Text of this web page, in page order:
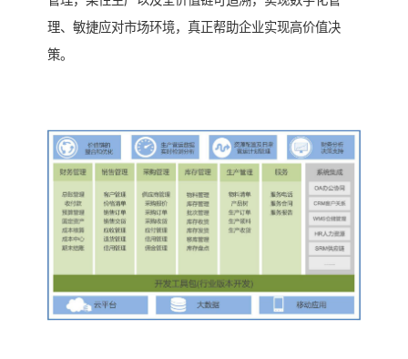
理、敏捷应对市场环境，真正帮助企业实现高价值决
策。